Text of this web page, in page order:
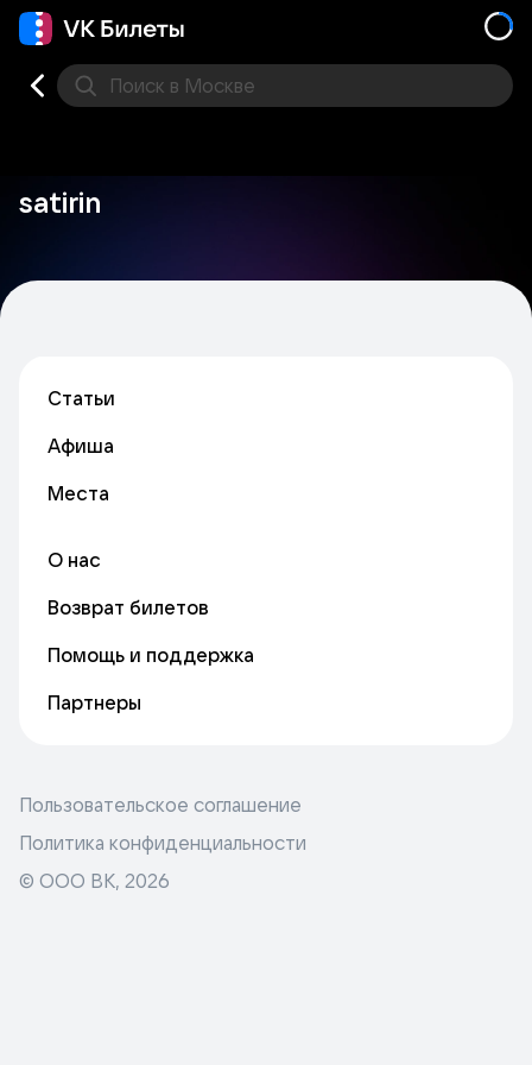
Поиск в Москве
satirin
Статьи
Афиша
Места
О нас
Возврат билетов
Помощь и поддержка
Партнеры
Пользовательское соглашение
Политика конфиденциальности
© ООО ВК, 2026